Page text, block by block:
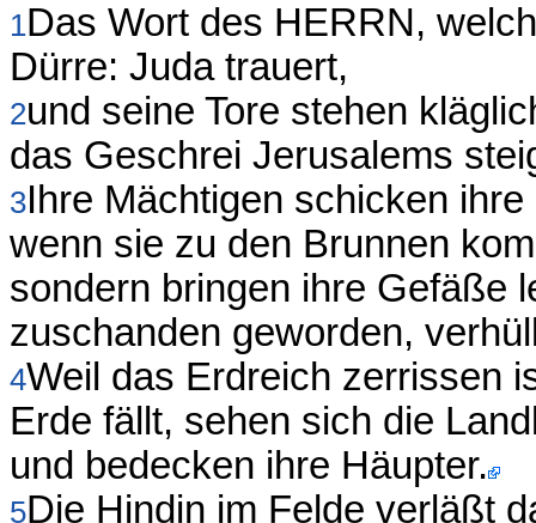
1Das Wort des HERRN,
Dürre: Juda trauert,
2und seine Tore stehen
das Geschrei Jerusalems
3Ihre Mächtigen schicken
wenn sie zu den Brunnen
sondern bringen ihre Gefäße
zuschanden geworden,
4Weil das Erdreich zerrissen
Erde fällt, sehen sich die
und bedecken ihre Häupter.
5Die Hindin im Felde verläßt